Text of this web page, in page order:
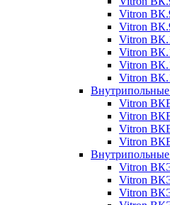
Vitron
Vitron
Vitron
Vitron
Vitron
Vitron
Внутрипольные
Vitron
Vitron
Vitron
Vitron
Внутрипольные
Vitron ВКЭ
Vitron
Vitron